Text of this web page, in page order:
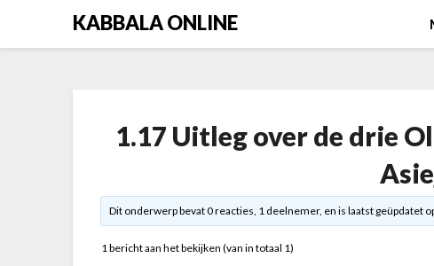
KABBALA ONLINE
1.17 Uitleg over de drie
Dit onderwerp bevat 0 reacties, 1 deelnemer, en is laatst geüpdatet
1 bericht aan het bekijken (van in totaal 1)